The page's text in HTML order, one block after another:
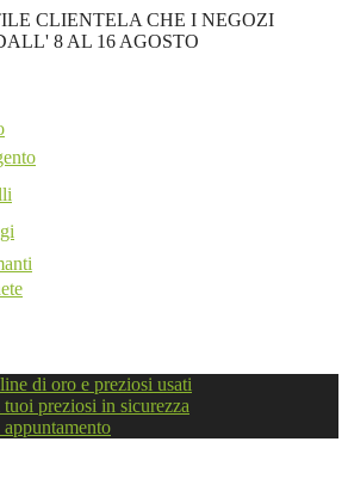
CLIENTELA CHE I NEGOZI
8 AL 16 AGOSTO
di oro e preziosi usati
preziosi in sicurezza